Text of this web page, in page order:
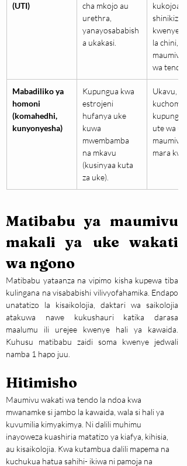
(UTI)
cha mkojo au
urethra,
yanayosababish
a ukakasi.
kukojoa,
shinikizo
kwenye
la chini,
maumivu
wa tendo.
Mabadiliko ya
homoni
(komahedhi,
kunyonyesha)
Kupungua kwa
estrojeni
hufanya uke
kuwa
mwembamba
na mkavu
(kusinyaa kuta
za uke).
Ukavu,
kuchoma,
kupungua
ute wa
maumivu
mara kwa
Matibabu ya maumivu
makali ya uke wakati
wa ngono
Matibabu yataanza na vipimo kisha kupewa tiba
kulingana na visababishi vilivyofahamika. Endapo
unatatizo la kisaikolojia, daktari wa saikolojia
atakuwa nawe kukushauri katika darasa
maalumu ili urejee kwenye hali ya kawaida.
Kuhusu matibabu zaidi soma kwenye jedwali
namba 1 hapo juu.
Hitimisho
Maumivu wakati wa tendo la ndoa kwa
mwanamke si jambo la kawaida, wala si hali ya
kuvumilia kimyakimya. Ni dalili muhimu
inayoweza kuashiria matatizo ya kiafya, kihisia,
au kisaikolojia. Kwa kutambua dalili mapema na
kuchukua hatua sahihi- ikiwa ni pamoja na